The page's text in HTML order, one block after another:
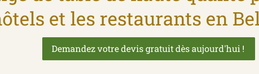
et les restaurants en
Demandez votre devis gratuit dès aujourd'hui !